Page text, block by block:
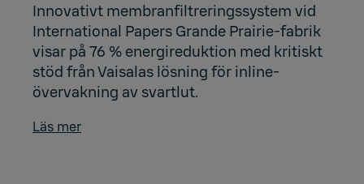
Innovativt membranfiltreringssystem vid
International Papers Grande Prairie-fabrik
visar på 76 % energireduktion med kritiskt
stöd från Vaisalas lösning för inline-
övervakning av svartlut.
Läs mer